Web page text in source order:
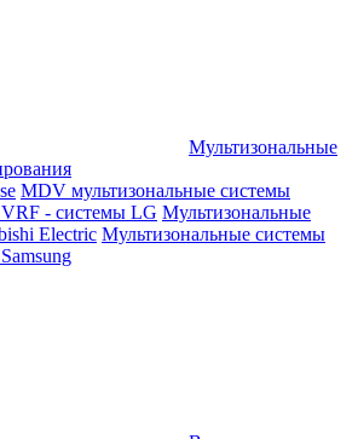
Мультизональные
MDV мультизональные системы
VRF - системы LG Мультизональные
Electric Мультизональные системы